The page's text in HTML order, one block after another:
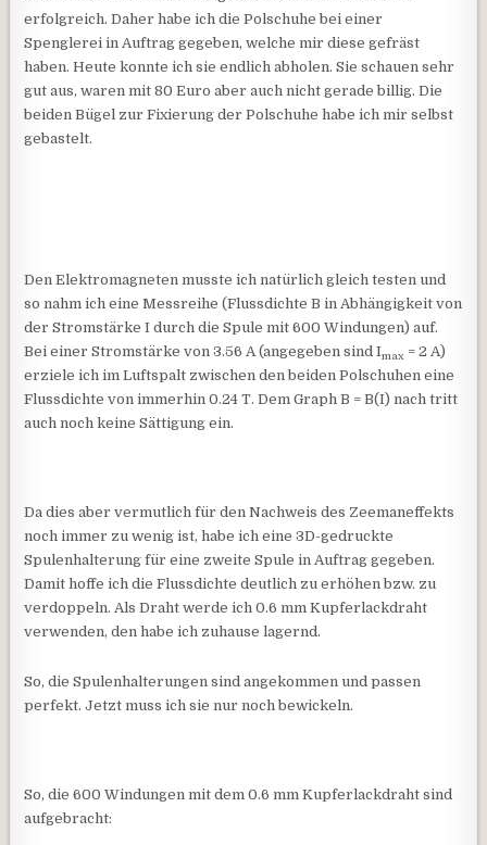
erfolgreich. Daher habe ich die Polschuhe bei einer
Spenglerei in Auftrag gegeben, welche mir diese gefräst
haben. Heute konnte ich sie endlich abholen. Sie schauen sehr
gut aus, waren mit 80 Euro aber auch nicht gerade billig. Die
beiden Bügel zur Fixierung der Polschuhe habe ich mir selbst
gebastelt.
Den Elektromagneten musste ich natürlich gleich testen und
so nahm ich eine Messreihe (Flussdichte B in Abhängigkeit von
der Stromstärke I durch die Spule mit 600 Windungen) auf.
Bei einer Stromstärke von 3.56 A (angegeben sind Imax = 2 A)
erziele ich im Luftspalt zwischen den beiden Polschuhen eine
Flussdichte von immerhin 0.24 T. Dem Graph B = B(I) nach tritt
auch noch keine Sättigung ein.
Da dies aber vermutlich für den Nachweis des Zeemaneffekts
noch immer zu wenig ist, habe ich eine 3D-gedruckte
Spulenhalterung für eine zweite Spule in Auftrag gegeben.
Damit hoffe ich die Flussdichte deutlich zu erhöhen bzw. zu
verdoppeln. Als Draht werde ich 0.6 mm Kupferlackdraht
verwenden, den habe ich zuhause lagernd.
So, die Spulenhalterungen sind angekommen und passen
perfekt. Jetzt muss ich sie nur noch bewickeln.
So, die 600 Windungen mit dem 0.6 mm Kupferlackdraht sind
aufgebracht: